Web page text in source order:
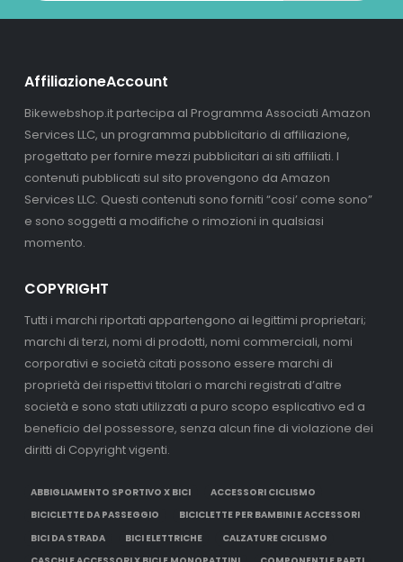
AffiliazioneAccount
Bikewebshop.it partecipa al Programma Associati Amazon
Services LLC, un programma pubblicitario di affiliazione,
progettato per fornire mezzi pubblicitari ai siti affiliati. I
contenuti pubblicati sul sito provengono da Amazon
Services LLC. Questi contenuti sono forniti “cosi’ come sono”
e sono soggetti a modifiche o rimozioni in qualsiasi
momento.
COPYRIGHT
Tutti i marchi riportati appartengono ai legittimi proprietari;
marchi di terzi, nomi di prodotti, nomi commerciali, nomi
corporativi e società citati possono essere marchi di
proprietà dei rispettivi titolari o marchi registrati d’altre
società e sono stati utilizzati a puro scopo esplicativo ed a
beneficio del possessore, senza alcun fine di violazione dei
diritti di Copyright vigenti.
ABBIGLIAMENTO SPORTIVO X BICI
ACCESSORI CICLISMO
BICICLETTE DA PASSEGGIO
BICICLETTE PER BAMBINI E ACCESSORI
BICI DA STRADA
BICI ELETTRICHE
CALZATURE CICLISMO